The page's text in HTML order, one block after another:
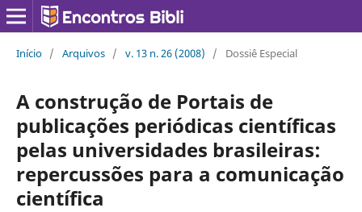
Início / Arquivos / v. 13 n. 26 (2008) / Dossiê Especial
A construção de Portais de
publicações periódicas científicas
pelas universidades brasileiras:
repercussões para a comunicação
científica